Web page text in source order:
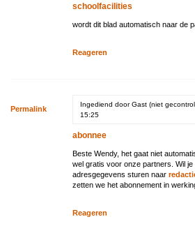
schoolfacilities
wordt dit blad automatisch naar de
Reageren
Permalink
Ingediend doorGast (niet
15:25
abonnee
Beste Wendy, het gaat niet
wel gratis voor onze partners. Wil je
adresgegevens sturen naar
zetten we het abonnement in
Reageren